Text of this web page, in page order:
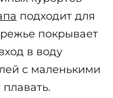
подходит для
покрывает
в воду
с маленькими